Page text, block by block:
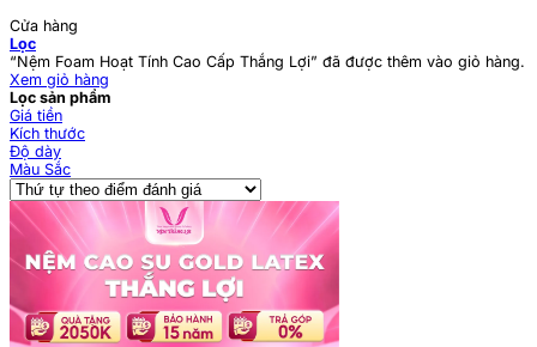
Cửa hàng
Lọc
“Nệm Foam Hoạt Tính Cao Cấp Thắng Lợi” đã được thêm vào giỏ hàng.
Xem giỏ hàng
Lọc sản phẩm
Giá tiền
Kích thước
Độ dày
Màu Sắc